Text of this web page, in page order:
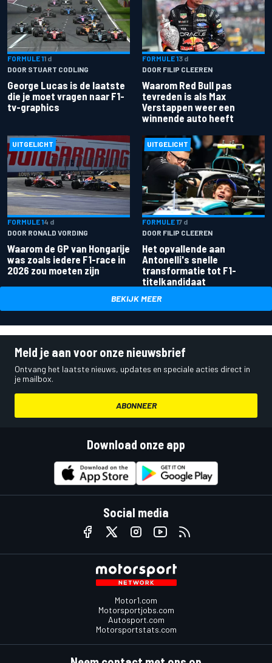
FORMULE 11 d
DOOR STUART CODLING
George Lucas is de laatste
die je moet vragen naar F1-
tv-graphics
FORMULE 13 d
DOOR FILIP CLEEREN
Waarom Red Bull pas
tevreden is als Max
Verstappen weer een
winnende auto heeft
UITGELICHT
FORMULE 14 d
DOOR RONALD VORDING
Waarom de GP van Hongarije
was zoals iedere F1-race in
2026 zou moeten zijn
UITGELICHT
FORMULE 17 d
DOOR FILIP CLEEREN
Het opvallende aan
Antonelli's snelle
transformatie tot F1-
titelkandidaat
BEKIJK MEER
Meld je aan voor onze nieuwsbrief
Ontvang het laatste nieuws, updates en speciale acties direct in
je mailbox.
ABONNEER
Download onze app
Social media
Motor1.com
Motorsportjobs.com
Autosport.com
Motorsportstats.com